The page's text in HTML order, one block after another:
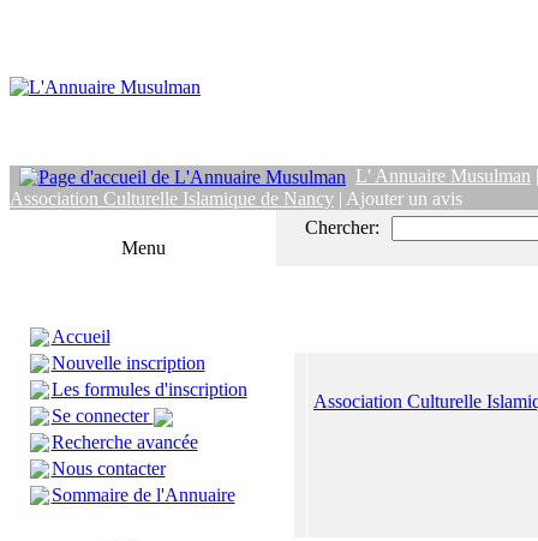
L' Annuaire Musulman
Association Culturelle Islamique de Nancy | Ajouter un avis
Menu
Accueil
Nouvelle inscription
Les formules d'inscription
Se connecter
Recherche avancée
Nous contacter
Sommaire de l'Annuaire
Chercher:
Association Culturelle